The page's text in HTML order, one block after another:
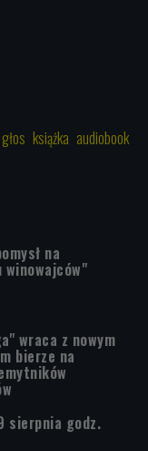
głos książka audiobook
na
wraca z nowym
bierze na
sierpnia godz.